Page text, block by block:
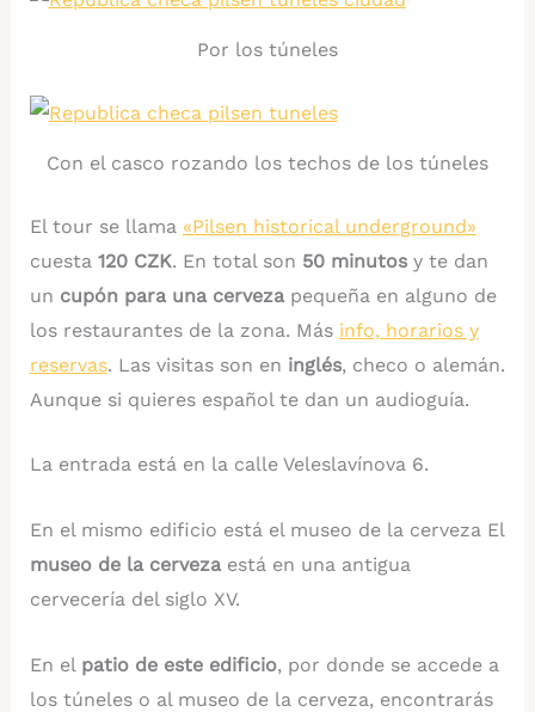
Por los túneles
Con el casco rozando los techos de los túneles
El tour se llama «Pilsen historical underground»
cuesta 120 CZK. En total son 50 minutosy te dan
un cupón para una cervezapequeña en alguno de
los restaurantes de la zona. Más info, horarios y
reservas. Las visitas son en inglés, checo o alemán.
Aunque si quieres español te dan un audioguía.
La entrada está en la calle Veleslavínova 6.
En el mismo edificio está el museo de la cerveza El
museo de la cervezaestá en una antigua
cervecería del siglo XV.
En el patio de este edificio, por donde se accede a
los túneles o al museo de la cerveza, encontrarás